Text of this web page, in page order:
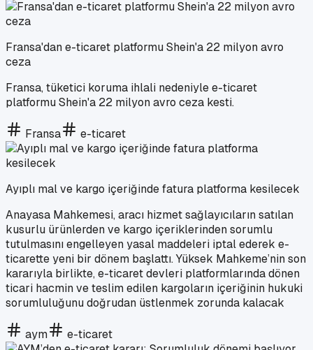
Fransa'dan e-ticaret platformu Shein'a 22 milyon avro
ceza
Fransa, tüketici koruma ihlali nedeniyle e-ticaret
platformu Shein'a 22 milyon avro ceza kesti.
Fransa e-ticaret
Ayıplı mal ve kargo içeriğinde fatura platforma kesilecek
Anayasa Mahkemesi, aracı hizmet sağlayıcıların satılan
kusurlu ürünlerden ve kargo içeriklerinden sorumlu
tutulmasını engelleyen yasal maddeleri iptal ederek e-
ticarette yeni bir dönem başlattı. Yüksek Mahkeme’nin son
kararıyla birlikte, e-ticaret devleri platformlarında dönen
ticari hacmin ve teslim edilen kargoların içeriğinin hukuki
sorumluluğunu doğrudan üstlenmek zorunda kalacak
aym e-ticaret